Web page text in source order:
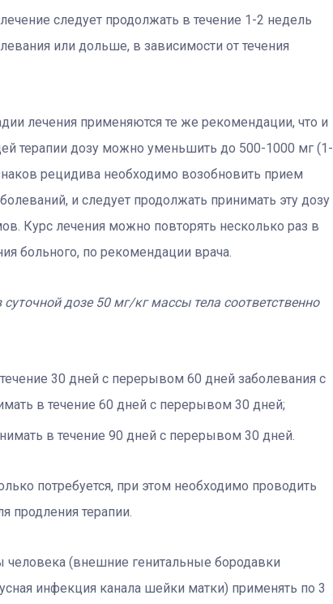
следует продолжать в течение 1-2 недель
или дольше, в зависимости от течения
лечения применяются те же рекомендации, что и
терапии дозу можно уменьшить до 500-1000 мг (1-
рецидива необходимо возобновить прием
и следует продолжать принимать эту дозу
Курс лечения можно повторять несколько раз в
больного, по рекомендации врача.
дозе 50 мг/кг массы тела соответственно
30 дней с перерывом 60 дней заболевания с
в течение 60 дней с перерывом 30 дней;
в течение 90 дней с перерывом 30 дней.
потребуется, при этом необходимо проводить
продления терапии.
(внешние генитальные бородавки
инфекция канала шейки матки) применять по 3